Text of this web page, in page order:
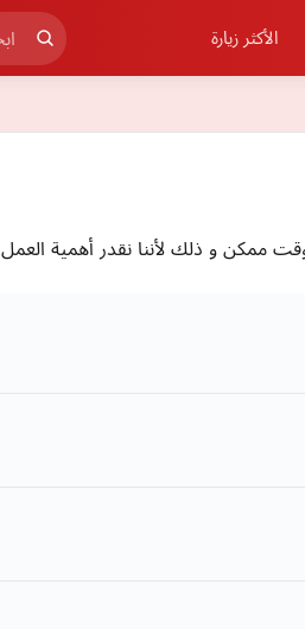
الأكثر زيارة
ممكن و ذلك لأننا نقدر أهمية العمل